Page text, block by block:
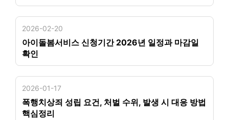
2026-02-20
아이돌봄서비스 신청기간 2026년 일정과 마감일
확인
2026-01-17
폭행치상죄 성립 요건, 처벌 수위, 발생 시 대응 방법
핵심정리